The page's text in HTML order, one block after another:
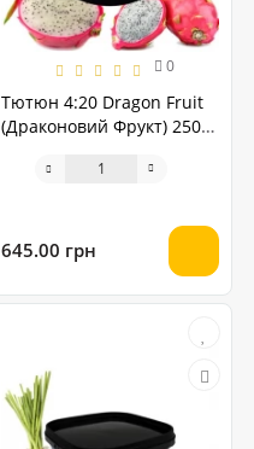
0
Тютюн 4:20 Dragon Fruit
(Драконовий Фрукт) 250
645.00 грн